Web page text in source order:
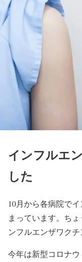
インフルエ
した
10月から各病院で
まっています。ち
ンフルエンザワクチ
今年は新型コロナ